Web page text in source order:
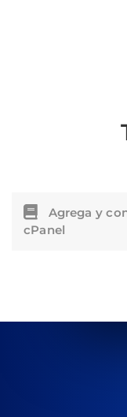
Agrega y
cPanel